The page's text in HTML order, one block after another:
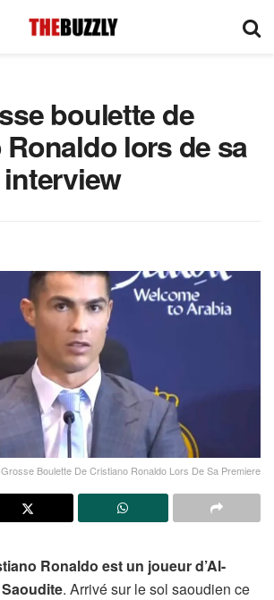
boulette de
lors de sa
Boulette De Cristiano Ronaldo Lors De Sa Premiere
Ronaldo est un joueur d’Al-
. Arrivé sur le sol saoudien ce